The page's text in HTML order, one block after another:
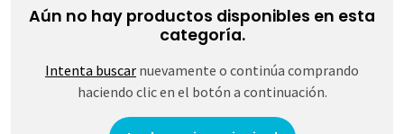
Aún no hay productos disponibles en esta
categoría.
Intenta buscar nuevamente o continúa comprando
haciendo clic en el botón a continuación.